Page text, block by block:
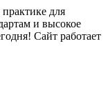
для
и высокое
Сайт работает